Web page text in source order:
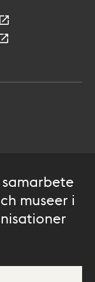
museer i